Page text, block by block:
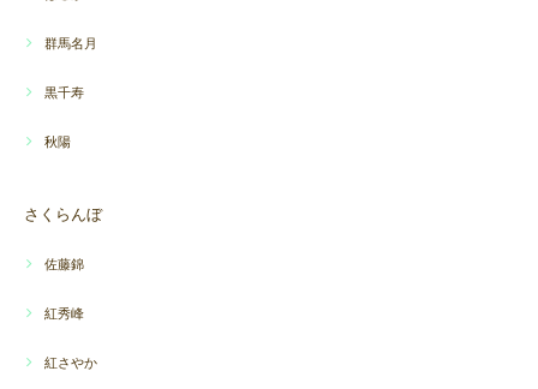
群馬名月
黒千寿
秋陽
さくらんぼ
佐藤錦
紅秀峰
紅さやか